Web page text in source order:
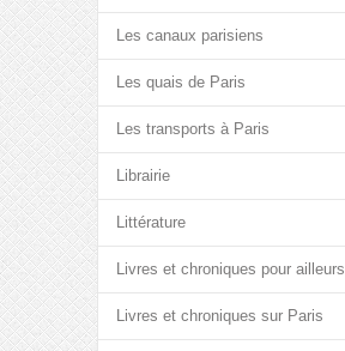
Les canaux parisiens
Les quais de Paris
Les transports à Paris
Librairie
Littérature
Livres et chroniques pour ailleurs
Livres et chroniques sur Paris